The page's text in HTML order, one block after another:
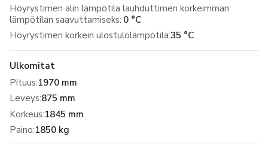
Höyrystimen alin lämpötila lauhduttimen korkeimman
lämpötilan saavuttamiseks: 0 °C
Höyrystimen korkein ulostulolämpötila:35 °C
Ulkomitat
Pituus:1970 mm
Leveys:875 mm
Korkeus:1845 mm
Paino:1850 kg